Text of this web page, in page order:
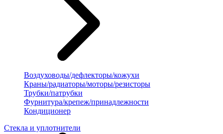
Воздуховоды/дефлекторы/кожухи
Краны/радиаторы/моторы/резисторы
Трубки/патрубки
Фурнитура/крепеж/принадлежности
Кондиционер
Стекла и уплотнители